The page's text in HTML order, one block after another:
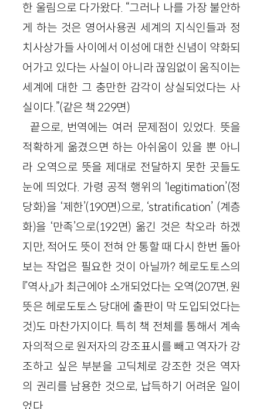
한 울림으로 다가왔다. “그러나 나를 가장 불안하
게 하는 것은 영어사용권 세계의 지식인들과 정
치사상가들 사이에서 이성에 대한 신념이 약화되
어가고 있다는 사실이 아니라 끊임없이 움직이는
세계에 대한 그 충만한 감각이 상실되었다는 사
실이다.”(같은 책 229면)
끝으로, 번역에는 여러 문제점이 있었다. 뜻을
적확하게 옮겼으면 하는 아쉬움이 있을 뿐 아니
라 오역으로 뜻을 제대로 전달하지 못한 곳들도
눈에 띄었다. 가령 공적 행위의 ‘legitimation’(정
당화)을 ‘제한’(190면)으로, ‘stratification’ (계층
화)을 ‘만족’으로(192면) 옮긴 것은 착오라 하겠
지만, 적어도 뜻이 전혀 안 통할 때 다시 한번 돌아
보는 작업은 필요한 것이 아닐까? 헤로도토스의
『역사』가 최근에야 소개되었다는 오역(207면, 원
뜻은 헤로도토스 당대에 출판이 막 도입되었다는
것)도 마찬가지이다. 특히 책 전체를 통해서 계속
자의적으로 원저자의 강조표시를 빼고 역자가 강
조하고 싶은 부분을 고딕체로 강조한 것은 역자
의 권리를 남용한 것으로, 납득하기 어려운 일이